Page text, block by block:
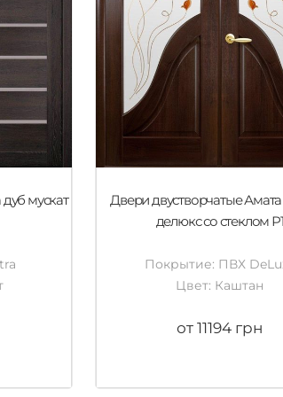
мускат
Двери двустворчатые
делюкс со стеклом Р1
Покрытие: ПВХ
Цвет: Каштан
от 11194 грн